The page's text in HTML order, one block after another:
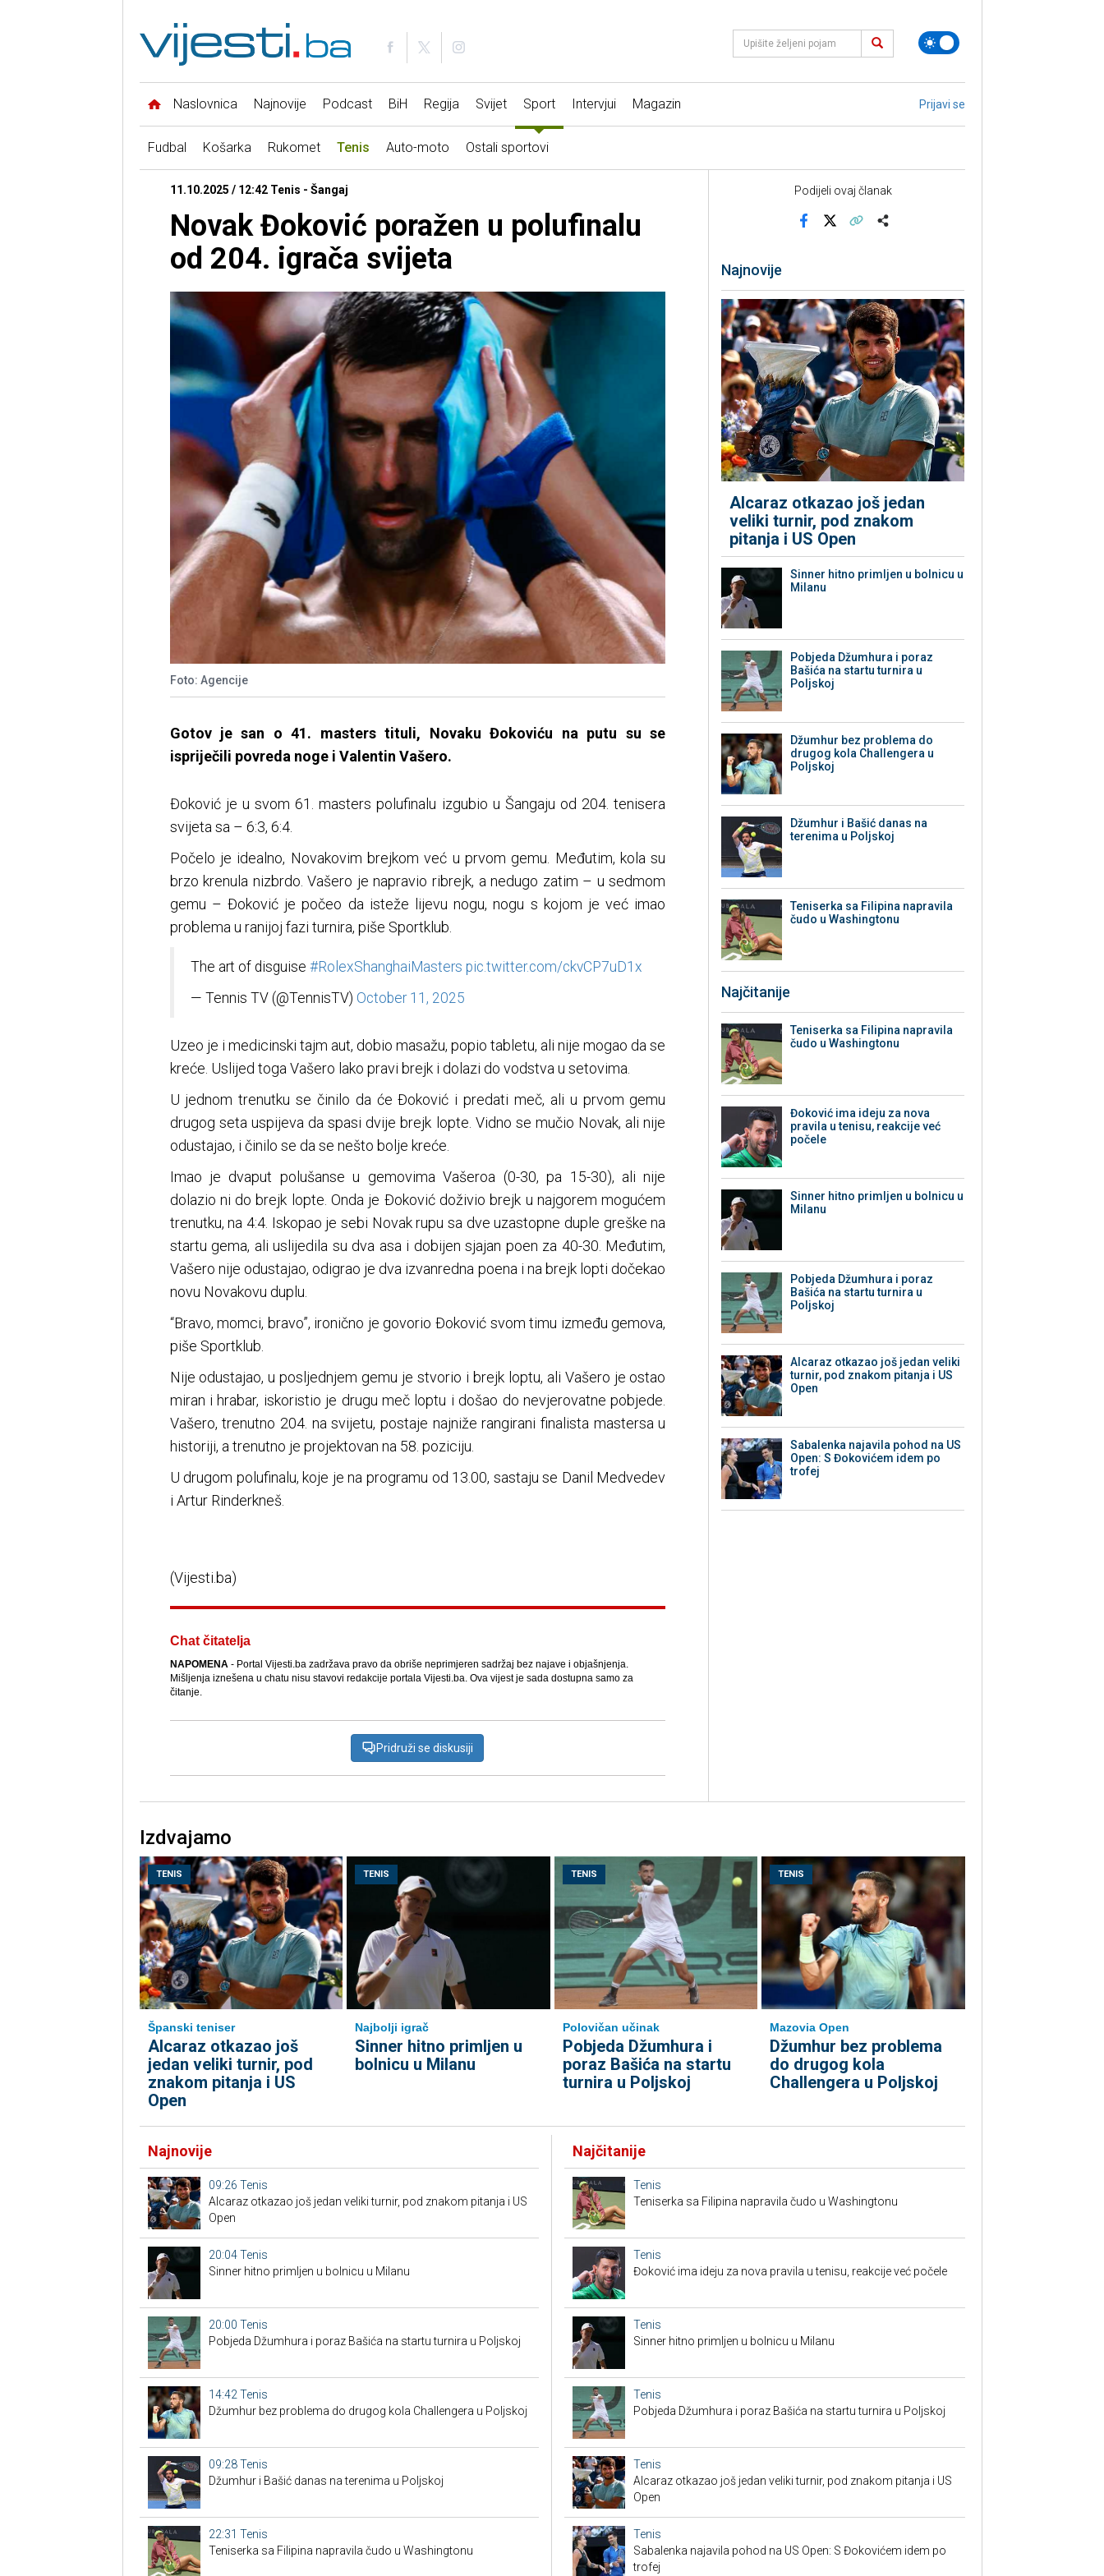
Naslovnica Najnovije Podcast BiH Regija Svijet Sport Intervjui Magazin Prijavi se
Fudbal Košarka Rukomet Tenis Auto-moto Ostali sportovi
11.10.2025 / 12:42 Tenis - Šangaj
Novak Đoković poražen u polufinalu
od 204. igrača svijeta
Foto: Agencije
Gotov je san o 41. masters tituli, Novaku Đokoviću na putu su se
ispriječili povreda noge i Valentin Vašero.
Đoković je u svom 61. masters polufinalu izgubio u Šangaju od 204. tenisera
svijeta sa – 6:3, 6:4.
Počelo je idealno, Novakovim brejkom već u prvom gemu. Međutim, kola su
brzo krenula nizbrdo. Vašero je napravio ribrejk, a nedugo zatim – u sedmom
gemu – Đoković je počeo da isteže lijevu nogu, nogu s kojom je već imao
problema u ranijoj fazi turnira, piše Sportklub.
The art of disguise #RolexShanghaiMasters pic.twitter.com/ckvCP7uD1x
— Tennis TV (@TennisTV) October 11, 2025
Uzeo je i medicinski tajm aut, dobio masažu, popio tabletu, ali nije mogao da se
kreće. Uslijed toga Vašero lako pravi brejk i dolazi do vodstva u setovima.
U jednom trenutku se činilo da će Đoković i predati meč, ali u prvom gemu
drugog seta uspijeva da spasi dvije brejk lopte. Vidno se mučio Novak, ali nije
odustajao, i činilo se da se nešto bolje kreće.
Imao je dvaput polušanse u gemovima Vašeroa (0-30, pa 15-30), ali nije
dolazio ni do brejk lopte. Onda je Đoković doživio brejk u najgorem mogućem
trenutku, na 4:4. Iskopao je sebi Novak rupu sa dve uzastopne duple greške na
startu gema, ali uslijedila su dva asa i dobijen sjajan poen za 40-30. Međutim,
Vašero nije odustajao, odigrao je dva izvanredna poena i na brejk lopti dočekao
novu Novakovu duplu.
“Bravo, momci, bravo”, ironično je govorio Đoković svom timu između gemova,
piše Sportklub.
Nije odustajao, u posljednjem gemu je stvorio i brejk loptu, ali Vašero je ostao
miran i hrabar, iskoristio je drugu meč loptu i došao do nevjerovatne pobjede.
Vašero, trenutno 204. na svijetu, postaje najniže rangirani finalista mastersa u
historiji, a trenutno je projektovan na 58. poziciju.
U drugom polufinalu, koje je na programu od 13.00, sastaju se Danil Medvedev
i Artur Rinderkneš.
(Vijesti.ba)
Chat čitatelja
NAPOMENA- Portal Vijesti.ba zadržava pravo da obriše neprimjeren sadržaj bez najave i objašnjenja.
Mišljenja iznešena u chatu nisu stavovi redakcije portala Vijesti.ba. Ova vijest je sada dostupna samo za
čitanje.
Pridruži se diskusiji
Podijeli ovaj članak
Najnovije
Alcaraz otkazao još jedan
veliki turnir, pod znakom
pitanja i US Open
Sinner hitno primljen u bolnicu u
Milanu
Pobjeda Džumhura i poraz
Bašića na startu turnira u
Poljskoj
Džumhur bez problema do
drugog kola Challengera u
Poljskoj
Džumhur i Bašić danas na
terenima u Poljskoj
Teniserka sa Filipina napravila
čudo u Washingtonu
Najčitanije
Teniserka sa Filipina napravila
čudo u Washingtonu
Đoković ima ideju za nova
pravila u tenisu, reakcije već
počele
Sinner hitno primljen u bolnicu u
Milanu
Pobjeda Džumhura i poraz
Bašića na startu turnira u
Poljskoj
Alcaraz otkazao još jedan veliki
turnir, pod znakom pitanja i US
Open
Sabalenka najavila pohod na US
Open: S Đokovićem idem po
trofej
Izdvajamo
TENIS
Španski teniser
Alcaraz otkazao još
jedan veliki turnir, pod
znakom pitanja i US
Open
TENIS
Najbolji igrač
Sinner hitno primljen u
bolnicu u Milanu
TENIS
Polovičan učinak
Pobjeda Džumhura i
poraz Bašića na startu
turnira u Poljskoj
TENIS
Mazovia Open
Džumhur bez problema
do drugog kola
Challengera u Poljskoj
Najnovije
09:26 Tenis
Alcaraz otkazao još jedan veliki turnir, pod znakom pitanja i US
Open
20:04Tenis
Sinner hitno primljen u bolnicu u Milanu
20:00 Tenis
Pobjeda Džumhura i poraz Bašića na startu turnira u Poljskoj
14:42 Tenis
Džumhur bez problema do drugog kola Challengera u Poljskoj
09:28Tenis
Džumhur i Bašić danas na terenima u Poljskoj
22:31 Tenis
Teniserka sa Filipina napravila čudo u Washingtonu
Najčitanije
Tenis
Teniserka sa Filipina napravila čudo u Washingtonu
Tenis
Đoković ima ideju za nova pravila u tenisu, reakcije već počele
Tenis
Sinner hitno primljen u bolnicu u Milanu
Tenis
Pobjeda Džumhura i poraz Bašića na startu turnira u Poljskoj
Tenis
Alcaraz otkazao još jedan veliki turnir, pod znakom pitanja i US
Open
Tenis
Sabalenka najavila pohod na US Open: S Đokovićem idem po
trofej